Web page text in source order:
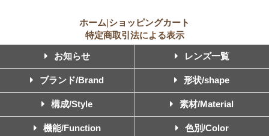
ホーム|ショッピングカート
特定商取引法による表示
お知らせ レンズ一覧
ブランド/Brand 形状/shape
構成/Style 素材/Material
機能/Function 色別/Color